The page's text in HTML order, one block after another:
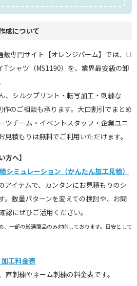
成について
専門サイト【オレンジパーム】では、LI
Tシャツ（MS1190）を、業界最安級の卸
、シルクプリント・転写加工・刺繍な
のご相談も承ります。大口割引でまとめ
ツチーム・イベントスタッフ・企業ユニ
見積もりは無料でご利用いただけます。
方へ】
シミュレーション（かんたん加工見積）
アイテムで、カンタンにお見積もりのシ
。数量パターンを変えての検討や、お問
にぜひご活用ください。
一部の厳選商品のみ対応しております。目安として
工料金表
刺繍やネーム刺繍の料金表です。